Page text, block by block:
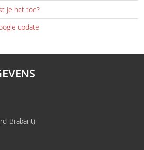
je het toe?
update
Brabant)